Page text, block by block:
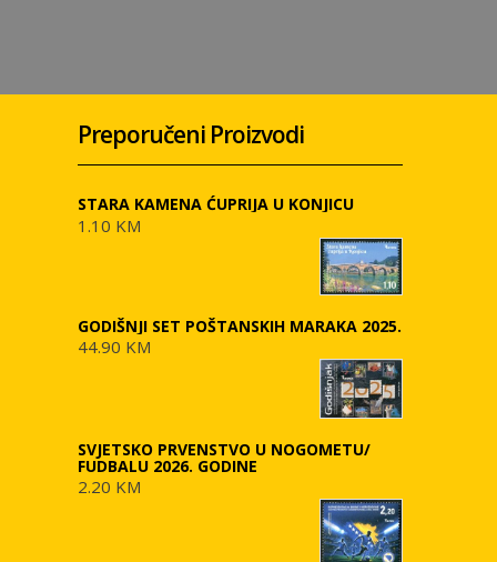
Preporučeni Proizvodi
STARA KAMENA ĆUPRIJA U KONJICU
1.10 KM
GODIŠNJI SET POŠTANSKIH MARAKA 2025.
44.90 KM
SVJETSKO PRVENSTVO U NOGOMETU/
FUDBALU 2026. GODINE
2.20 KM